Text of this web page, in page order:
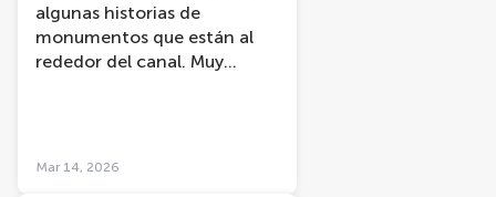
algunas historias de
monumentos que están al
rededor del canal. Muy
Mar 14, 2026